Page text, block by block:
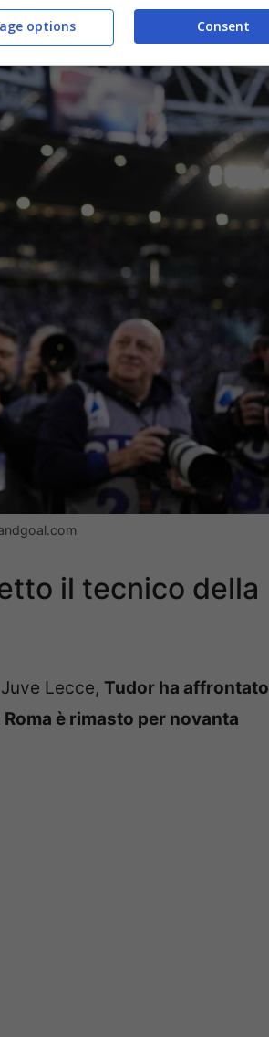
del portoghese.
il tecnico della
Lecce, Tudor ha affrontato
è rimasto per novanta
Consent
options